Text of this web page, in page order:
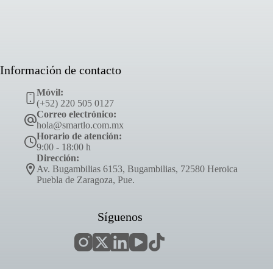
Información de contacto
Móvil:
(+52) 220 505 0127
Correo electrónico:
hola@smartlo.com.mx
Horario de atención:
9:00 - 18:00 h
Dirección:
Av. Bugambilias 6153, Bugambilias, 72580 Heroica
Puebla de Zaragoza, Pue.
Síguenos